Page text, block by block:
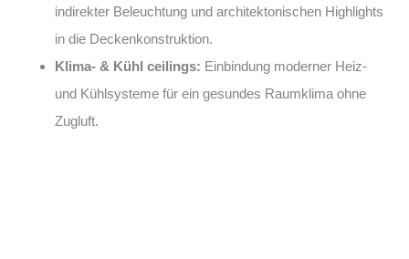
indirekter Beleuchtung und architektonischen Highlights
in die Deckenkonstruktion.
Klima- & Kühl ceilings: Einbindung moderner Heiz-
und Kühlsysteme für ein gesundes Raumklima ohne
Zugluft.